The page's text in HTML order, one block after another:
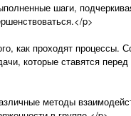
шаги,
p>
как проходят процессы.
которые ставятся
методы